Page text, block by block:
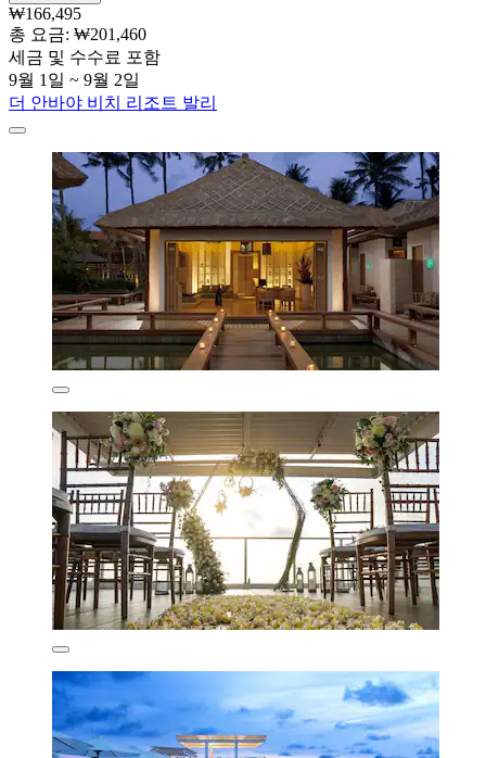
₩166,495
총 요금: ₩201,460
세금 및 수수료 포함
9월 1일 ~ 9월 2일
더 안바야 비치 리조트 발리